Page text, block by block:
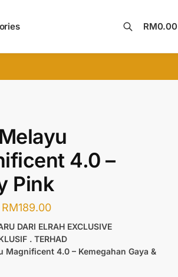
RM0.00
4.0 –
Pink
RM189.00
DARI ELRAH EXCLUSIVE
. TERHAD
Magnificent 4.0 – Kemegahan Gaya &